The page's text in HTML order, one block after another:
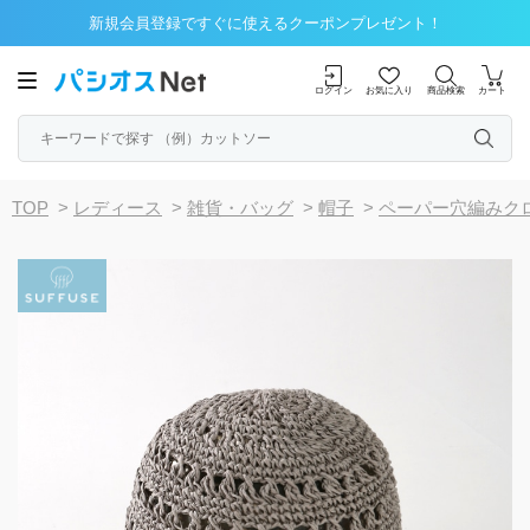
新規会員登録ですぐに使えるクーポンプレゼント！
ログイン お気に入り 商品検索 カート
TOP > レディース > 雑貨・バッグ > 帽子 > ペーパー穴編みク